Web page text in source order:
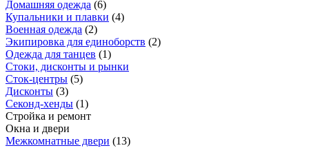
Домашняя одежда (6)
Купальники и плавки (4)
Военная одежда (2)
Экипировка для единоборств (2)
Одежда для танцев (1)
Стоки, дисконты и рынки
Сток-центры (5)
Дисконты (3)
Секонд-хенды (1)
Стройка и ремонт
Окна и двери
Межкомнатные двери (13)